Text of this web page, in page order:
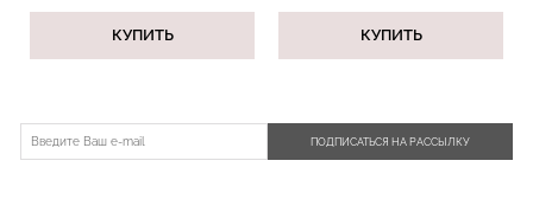
КУПИТЬ КУПИТЬ
ПОДПИСАТЬСЯ НА РАССЫЛКУ